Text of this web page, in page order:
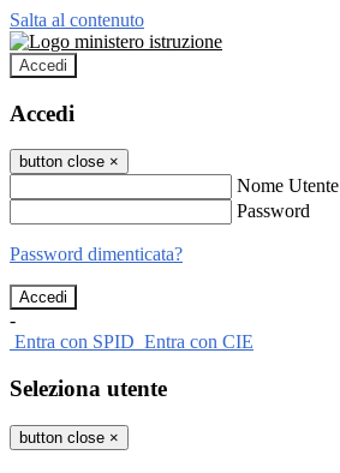
Salta al contenuto
Accedi
Accedi
button close ×
Nome Utente
Password
Password dimenticata?
-
Entra con SPID Entra con CIE
Seleziona utente
button close ×